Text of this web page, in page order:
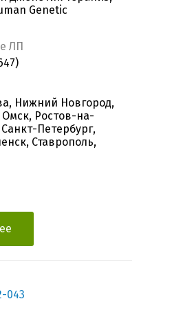
Genetic
ЛП
Нижний Новгород,
Ростов-на-
Петербург,
Ставрополь,
043